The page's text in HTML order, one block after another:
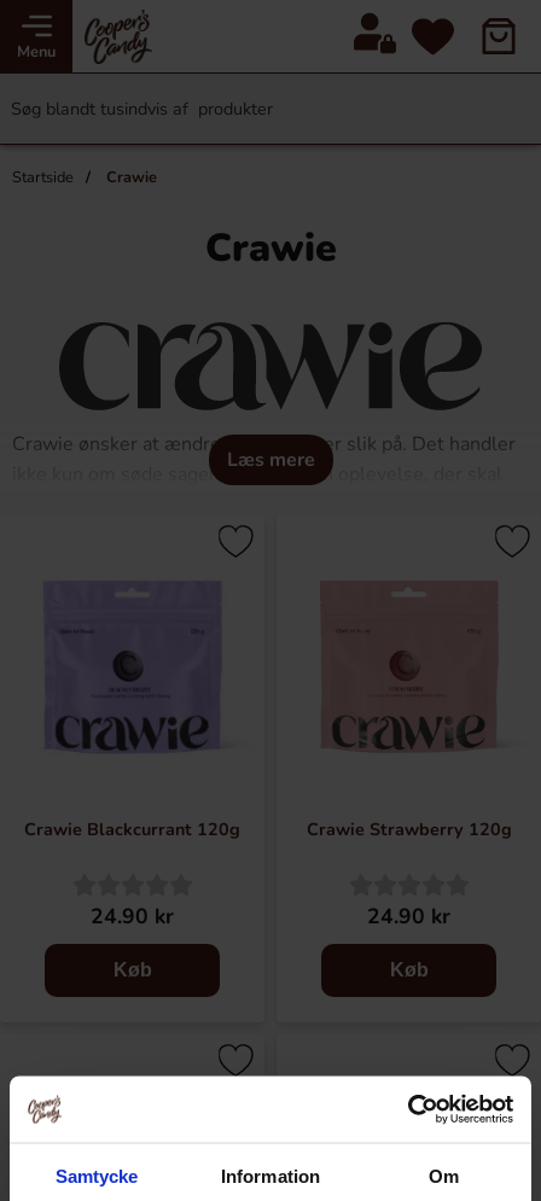
Samtycke Information Om
Menu
Startside Crawie
Crawie
Læs mere
Crawie ønsker at ændre måden, vi ser slik på. Det handler
ikke kun om søde sager – men om en oplevelse, der skal
skaber Crawie et moderne candy-koncept, der passer
perfekt til sociale øjeblikke og hyggelige sammenkomster.
smage for at gøre slik til mere end bare en snack.
Resultatet er premiumslik, der er skabt til at blive
Crawie Blackcurrant 120g
24.90 kr
Køb
Crawie Strawberry 120g
24.90 kr
Køb